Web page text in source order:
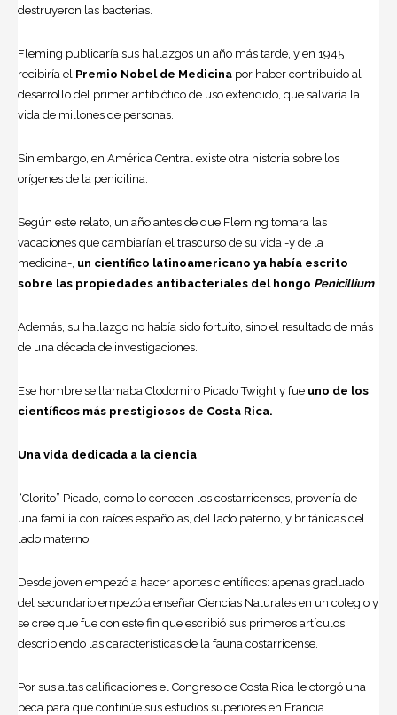
destruyeron las bacterias.
Fleming publicaría sus hallazgos un año más tarde, y en 1945
recibiría el Premio Nobel de Medicina por haber contribuido al
desarrollo del primer antibiótico de uso extendido, que salvaría la
vida de millones de personas.
Sin embargo, en América Central existe otra historia sobre los
orígenes de la penicilina.
Según este relato, un año antes de que Fleming tomara las
vacaciones que cambiarían el trascurso de su vida -y de la
medicina-, un científico latinoamericano ya había escrito
sobre las propiedades antibacteriales del hongo Penicillium.
Además, su hallazgo no había sido fortuito, sino el resultado de más
de una década de investigaciones.
Ese hombre se llamaba Clodomiro Picado Twight y fue uno de los
científicos más prestigiosos de Costa Rica.
Una vida dedicada a la ciencia
“Clorito” Picado, como lo conocen los costarricenses, provenía de
una familia con raíces españolas, del lado paterno, y británicas del
lado materno.
Desde joven empezó a hacer aportes científicos: apenas graduado
del secundario empezó a enseñar Ciencias Naturales en un colegio y
se cree que fue con este fin que escribió sus primeros artículos
describiendo las características de la fauna costarricense.
Por sus altas calificaciones el Congreso de Costa Rica le otorgó una
beca para que continúe sus estudios superiores en Francia.